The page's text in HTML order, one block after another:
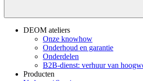
DEOM ateliers
Onze knowhow
Onderhoud en garantie
Onderdelen
B2B-dienst: verhuur van
Producten